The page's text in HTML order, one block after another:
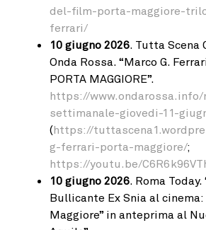
del-film-porta-maggiore-
ferrari/
10 giugno 2026. Tutta Scena
Onda Rossa. “Marco G.
PORTA MAGGIORE”.
https://
settimanale-giovedi-11-
(https://
g-ferrari-porta-maggiore/;
https://youtu.be/
10 giugno 2026. Roma
Bullicante Ex Snia al cinema:
Maggiore” in anteprima al